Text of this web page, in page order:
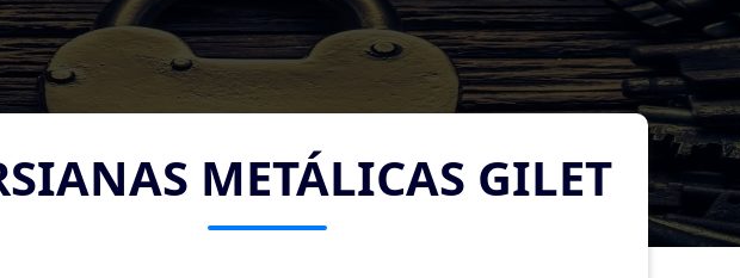
METÁLICAS GILET